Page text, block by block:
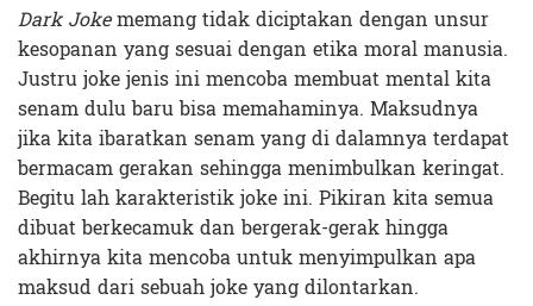
Dark Jokememang tidak diciptakan dengan unsur
kesopanan yang sesuai dengan etika moral manusia.
Justru joke jenis ini mencoba membuat mental kita
senam dulu baru bisa memahaminya. Maksudnya
jika kita ibaratkan senam yang di dalamnya terdapat
bermacam gerakan sehingga menimbulkan keringat.
Begitu lah karakteristik joke ini. Pikiran kita semua
dibuat berkecamuk dan bergerak-gerak hingga
akhirnya kita mencoba untuk menyimpulkan apa
maksud dari sebuah joke yang dilontarkan.